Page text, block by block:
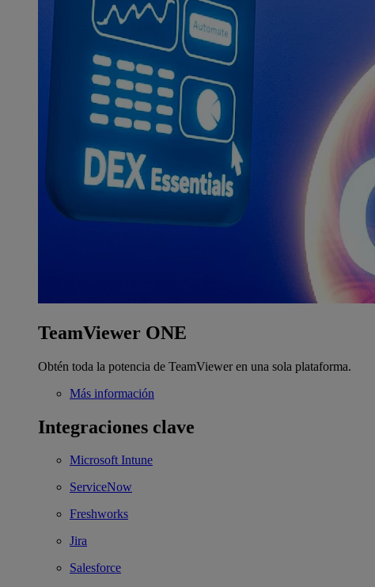
TeamViewer ONE
Obtén toda la potencia de TeamViewer en una sola plataforma.
Más información
Integraciones clave
Microsoft Intune
ServiceNow
Freshworks
Jira
Salesforce